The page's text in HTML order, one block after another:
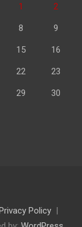
1 2
8 9
15 16
22 23
29 30
Policy